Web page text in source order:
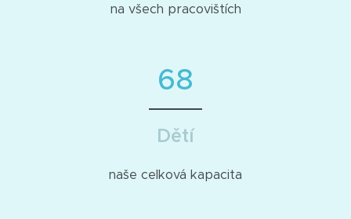
na všech pracovištích
68
Dětí
naše celková kapacita